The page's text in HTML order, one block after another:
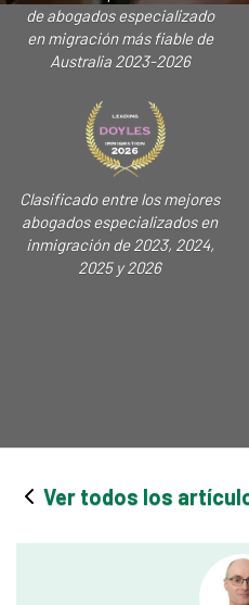
de abogados especializado
en migración más fiable de
Australia 2023-2026
Clasificado entre los mejores
abogados especializados en
inmigración de 2023, 2024,
2025 y 2026
Ver todos los